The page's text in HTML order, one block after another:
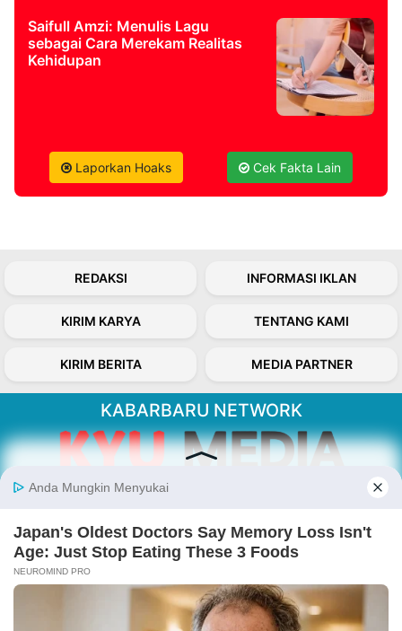
Saifull Amzi: Menulis Lagu
sebagai Cara Merekam Realitas
Kehidupan
Laporkan Hoaks Cek Fakta Lain
REDAKSI INFORMASI IKLAN
KIRIM KARYA TENTANG KAMI
KIRIM BERITA MEDIA PARTNER
KABARBARU NETWORK
Kabarbaru.co menyajikan berita aktual dan
inspiratif dari sudut pandang berbaik sangka
Follow Kabarbaru